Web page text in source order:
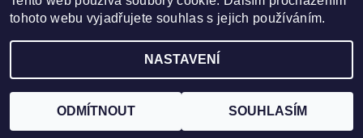
Zboží.cz | Heureka.cz
2026 ©AquaHop.cz, všechna práva vyhrazena
tohoto webu vyjadřujete souhlas s jejich používáním.
NASTAVENÍ
ODMÍTNOUT SOUHLASÍM